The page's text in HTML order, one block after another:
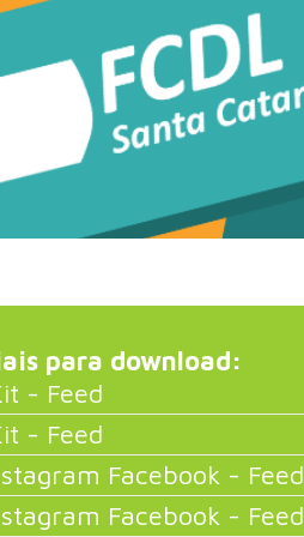
para download:
- Feed
- Feed
Facebook - Feed
Facebook - Feed